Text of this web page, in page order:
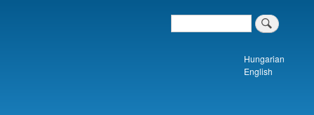
Keresés a tartalomban
Search
Hungarian
English